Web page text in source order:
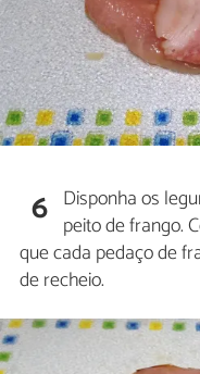
6 Disponha os
peito de frango.
que cada pedaço de
de recheio.